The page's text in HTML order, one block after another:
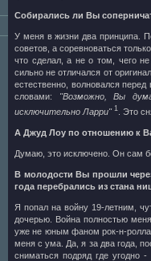
Собирались ли Вы
У меня в жизни два принципа.
советов, а соревноваться
что сделал, а не о том, чего
сильно не отличался от
естественно, волновался
словами:
"Возможно, Вы
исключительно Ларри" 1 . Это
А Джуд Лоу по отношению к
Думаю, это исключено. Он сам
В молодости Вы прошли
года перебрались из стана
Я попал на войну 19-летним,
дочерью. Война полностью
уже не юным фаном рок-н-
меня с ума. Да, я за два года,
сниматься подряд где угодно